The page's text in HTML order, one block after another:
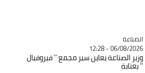
Catégorie
الصناعة
06/08/2026 - 12:28
وزير الصناعة يعاين سير مجمع '' فيروفيال
'' بعنابة